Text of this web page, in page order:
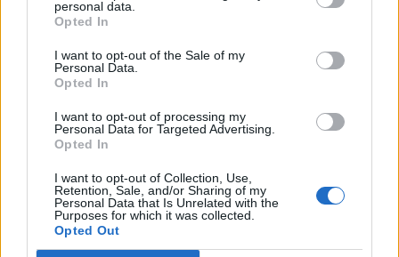
personal data.
Opted In
I want to opt-out of the Sale of my
Personal Data.
Opted In
I want to opt-out of processing my
Personal Data for Targeted Advertising.
Opted In
I want to opt-out of Collection, Use,
Retention, Sale, and/or Sharing of my
Personal Data that Is Unrelated with the
Purposes for which it was collected.
Opted Out
TRAVEL
THE HYPE: Travel News & Trends